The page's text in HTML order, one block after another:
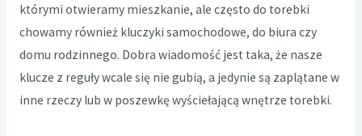
którymi otwieramy mieszkanie, ale często do torebki
chowamy również kluczyki samochodowe, do biura czy
domu rodzinnego. Dobra wiadomość jest taka, że nasze
klucze z reguły wcale się nie gubią, a jedynie są zaplątane w
inne rzeczy lub w poszewkę wyściełającą wnętrze torebki.